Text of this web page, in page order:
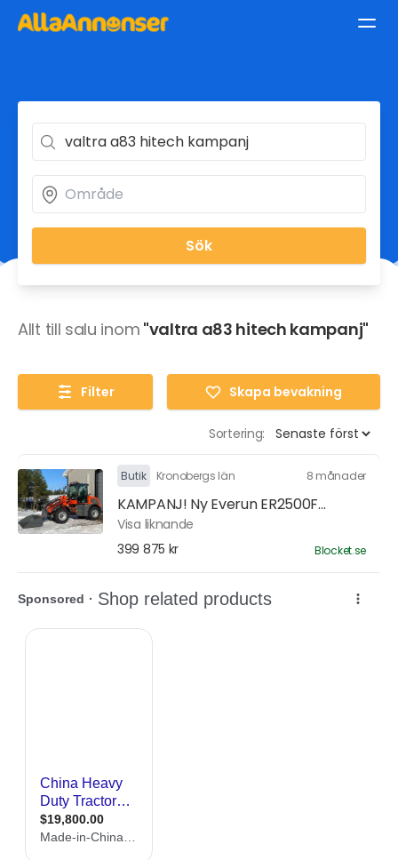
Sök
Allt till salu inom "valtra a83 hitech kampanj"
Filter Skapa bevakning
Sortering:
Butik Kronobergs län 8 månader
KAMPANJ! Ny Everun ER2500F...
Visa liknande
399 875 kr
Blocket.se